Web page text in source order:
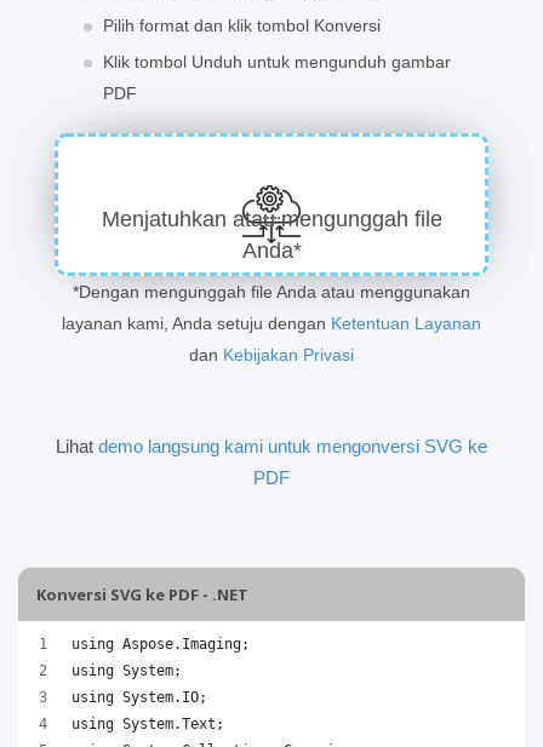
Pilih format dan klik tombol Konversi
Klik tombol Unduh untuk mengunduh gambar
PDF
Menjatuhkan atau mengunggah file
Anda*
*Dengan mengunggah file Anda atau menggunakan
layanan kami, Anda setuju dengan Ketentuan Layanan
dan Kebijakan Privasi
Lihat demo langsung kami untuk mengonversi SVG ke
PDF
Konversi SVG ke PDF - .NET